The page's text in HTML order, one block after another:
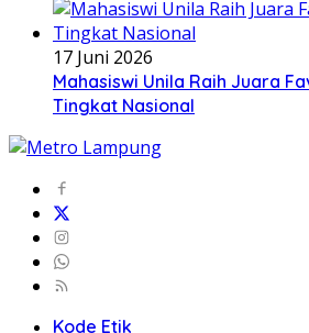
17 Juni 2026
Mahasiswi Unila Raih Juara
Tingkat Nasional
Kode Etik